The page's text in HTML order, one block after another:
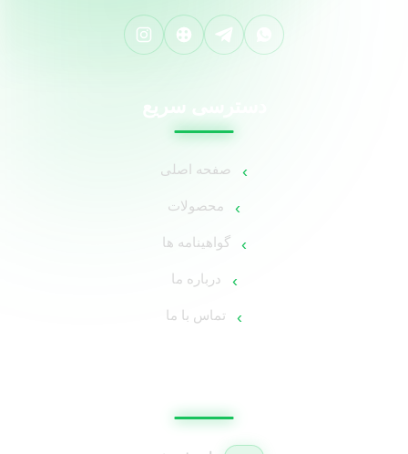
دسترسی سریع
صفحه اصلی
محصولات
گواهینامه ها
درباره ما
تماس با ما